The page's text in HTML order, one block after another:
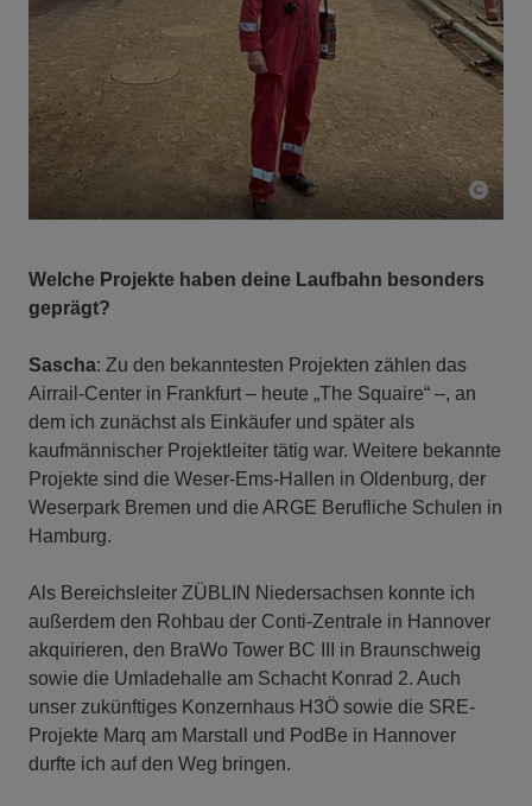
Welche Projekte haben deine Laufbahn besonders
geprägt?
Sascha: Zu den bekanntesten Projekten zählen das
Airrail-Center in Frankfurt – heute „The Squaire“ –, an
dem ich zunächst als Einkäufer und später als
kaufmännischer Projektleiter tätig war. Weitere bekannte
Projekte sind die Weser-Ems-Hallen in Oldenburg, der
Weserpark Bremen und die ARGE Berufliche Schulen in
Hamburg.
Als Bereichsleiter ZÜBLIN Niedersachsen konnte ich
außerdem den Rohbau der Conti-Zentrale in Hannover
akquirieren, den BraWo Tower BC III in Braunschweig
sowie die Umladehalle am Schacht Konrad 2. Auch
unser zukünftiges Konzernhaus H3Ö sowie die SRE-
Projekte Marq am Marstall und PodBe in Hannover
durfte ich auf den Weg bringen.